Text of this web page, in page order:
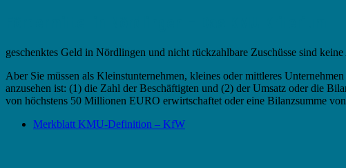
geschenktes Geld in Nördlingen und nicht rückzahlbare Zuschüsse sind
Aber Sie müssen als Kleinstunternehmen, kleines oder mittleres
anzusehen ist: (1) die Zahl der Beschäftigten und (2) der Umsatz oder die
von höchstens 50 Millionen EURO erwirtschaftet oder eine Bilanzsumme
Merkblatt KMU-Definition – KfW